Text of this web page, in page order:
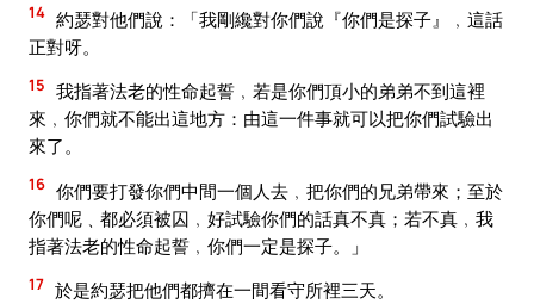
14 約瑟對他們說：「我剛纔對你們說『你們是探子』﹐這話
正對呀。
15 我指著法老的性命起誓﹐若是你們頂小的弟弟不到這裡
來﹐你們就不能出這地方：由這一件事就可以把你們試驗出
來了。
16 你們要打發你們中間一個人去﹐把你們的兄弟帶來；至於
你們呢﹑都必須被囚﹐好試驗你們的話真不真；若不真﹐我
指著法老的性命起誓﹐你們一定是探子。」
17 於是約瑟把他們都擠在一間看守所裡三天。